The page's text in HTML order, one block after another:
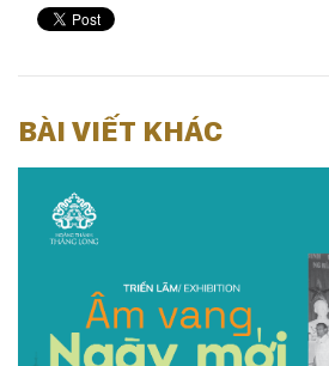
BÀI VIẾT KHÁC